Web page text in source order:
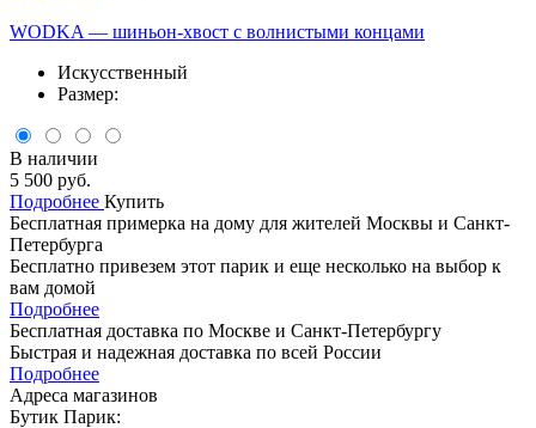
WODKA — шиньон-хвост с волнистыми концами
Искусственный
Размер:
В наличии
5 500 руб.
Подробнее Купить
Бесплатная примерка на дому для жителей Москвы и Санкт-
Петербурга
Бесплатно привезем этот парик и еще несколько на выбор к
вам домой
Подробнее
Бесплатная доставка по Москве и Санкт-Петербургу
Быстрая и надежная доставка по всей России
Подробнее
Адреса магазинов
Бутик Парик: